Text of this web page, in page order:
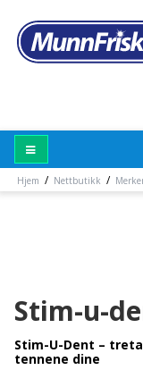
Hjem / Nettbutikk /
Stim-u-
Stim-U-Dent –
tennene dine